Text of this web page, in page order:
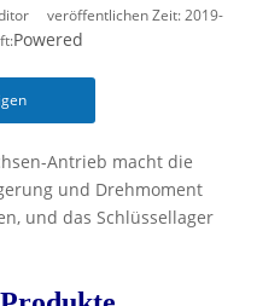
veröffentlichen Zeit: 2019-
Powered
Antrieb macht die
und Drehmoment
und das Schlüssellager
zu stärken.